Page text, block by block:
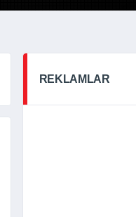
REKLAMLAR